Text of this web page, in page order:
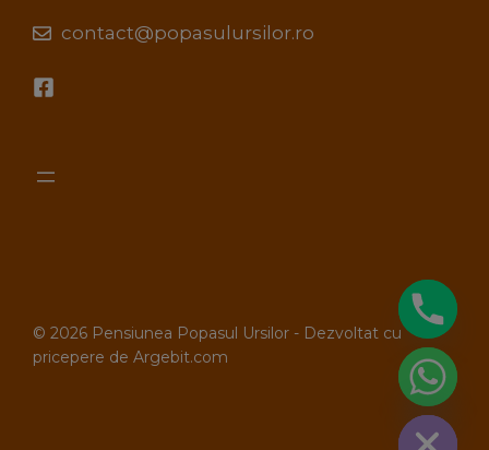
contact@popasulursilor.ro
© 2026 Pensiunea Popasul Ursilor - Dezvoltat cu
pricepere de Argebit.com
Hide chaty